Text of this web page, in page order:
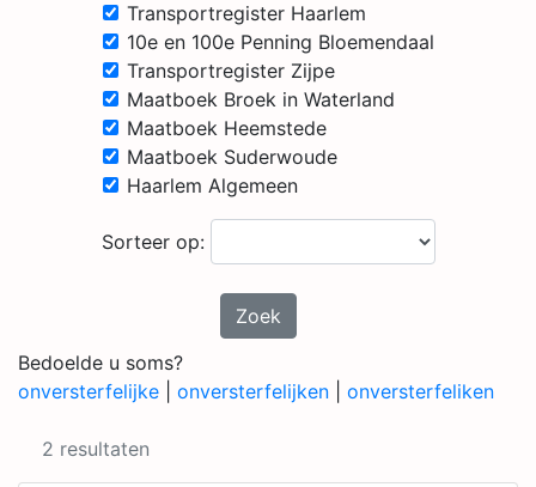
Transportregister Haarlem
10e en 100e Penning Bloemendaal
Transportregister Zijpe
Maatboek Broek in Waterland
Maatboek Heemstede
Maatboek Suderwoude
Haarlem Algemeen
Sorteer op:
Zoek
Bedoelde u soms?
onversterfelijke
onversterfelijken onversterfeliken
2 resultaten